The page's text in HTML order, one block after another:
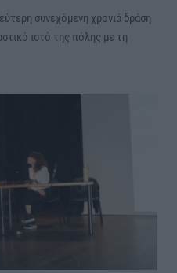
συνεχόμενη χρονιά δράση
ιστό της πόλης με τη